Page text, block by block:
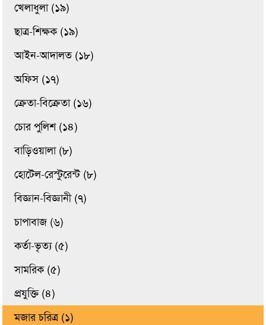
খেলাধুলা (১৯)
ছাত্র-শিক্ষক (১৯)
আইন-আদালত (১৮)
অফিস (১৭)
ক্রেতা-বিক্রেতা (১৬)
চোর পুলিশ (১৪)
বাড়িওয়ালা (৮)
হোটেল-রেস্টুরেন্ট (৮)
বিজ্ঞান-বিজ্ঞানী (৭)
চাপাবাজ (৬)
কর্তা-ভৃত্য (৫)
সামরিক (৫)
প্রযুক্তি (৪)
মজার চরিত্র (১)